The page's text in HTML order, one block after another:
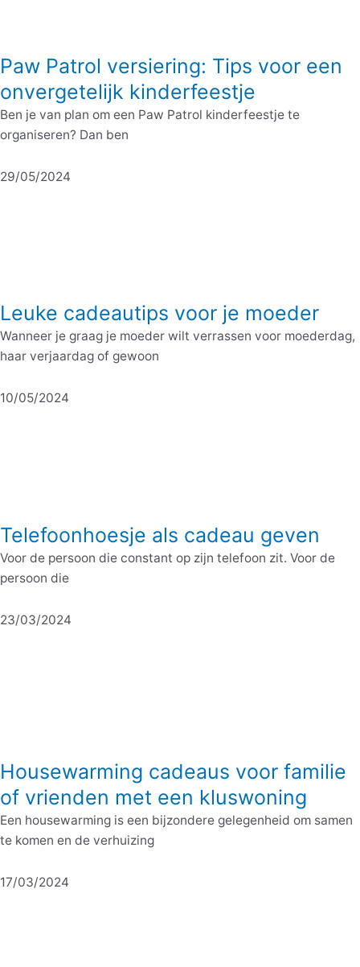
Paw Patrol versiering: Tips voor een
onvergetelijk kinderfeestje
Ben je van plan om een Paw Patrol kinderfeestje te
organiseren? Dan ben
29/05/2024
Leuke cadeautips voor je moeder
Wanneer je graag je moeder wilt verrassen voor moederdag,
haar verjaardag of gewoon
10/05/2024
Telefoonhoesje als cadeau geven
Voor de persoon die constant op zijn telefoon zit. Voor de
persoon die
23/03/2024
Housewarming cadeaus voor familie
of vrienden met een kluswoning
Een housewarming is een bijzondere gelegenheid om samen
te komen en de verhuizing
17/03/2024